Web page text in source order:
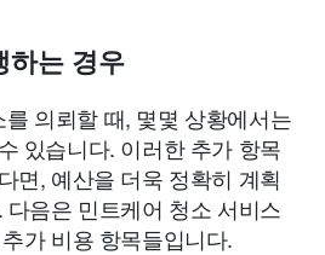
하는 경우
의뢰할 때, 몇몇 상황에서는
있습니다. 이러한 추가 항목
면, 예산을 더욱 정확히 계획
음은 민트케어 청소 서비스
가 비용 항목들입니다.